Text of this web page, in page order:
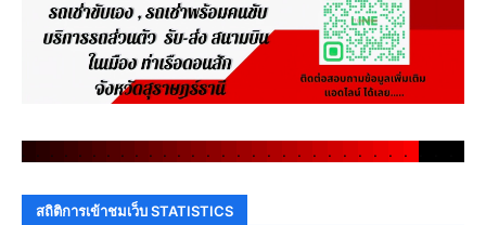
. . . . . . . . . . . . . . . . . . . . . . . .
สถิติการเข้าชมเว็บ STATISTICS